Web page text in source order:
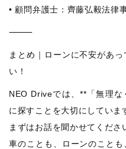
• 顧問弁護士：齊藤弘毅法律
⸻
まとめ｜ローンに不安があ
い！
NEO Driveでは、**「無理
に探すことを大切にしていま
まずはお話を聞かせてくださ
車のことも、ローンのこと